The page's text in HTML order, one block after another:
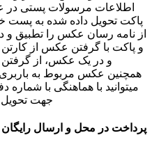
اطلاعات مرسولات پستی
پاکت تحویل داده شده به پست
از نامه رسان عکس را تطبیق و
و پاکت با گرفتن عکس از
و در یک عکس، از گرفتن
همچنین عکس مربوط به
میتوانید با هماهنگی با
جهت تحویل
پرداخت در محل و ارسال رایگان